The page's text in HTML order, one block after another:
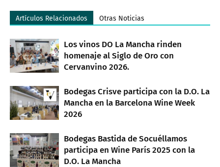
Artículos Relacionados Otras Noticias
Los vinos DO La Mancha rinden
homenaje al Siglo de Oro con
Cervanvino 2026.
Bodegas Crisve participa con la D.O. La
Mancha en la Barcelona Wine Week
2026
Bodegas Bastida de Socuéllamos
participa en Wine París 2025 con la
D.O. La Mancha